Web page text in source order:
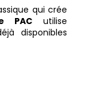
qui crée
PAC utilise
disponibles